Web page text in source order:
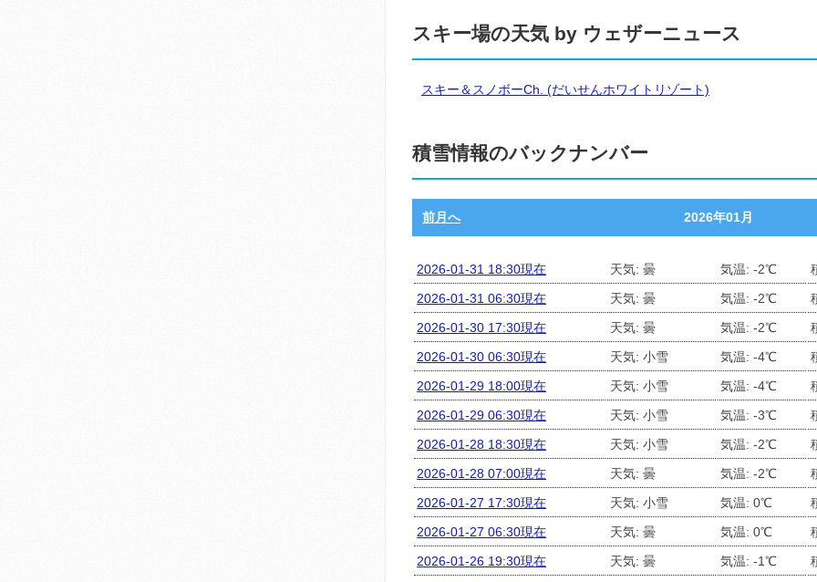
スキー場の天気 by ウェザーニュース
スキー＆スノボーCh. (だいせんホワイトリゾート)
積雪情報のバックナンバー
前月へ 2026年01月
2026-01-31 18:30現在 天気: 曇 気温: -2℃
2026-01-31 06:30現在
天気: 曇 気温: -2℃
2026-01-30 17:30現在
天気: 曇 気温: -2℃
2026-01-30 06:30現在
天気: 小雪 気温: -4℃
2026-01-29 18:00現在
天気: 小雪 気温: -4℃
2026-01-29 06:30現在
天気: 小雪 気温: -3℃
2026-01-28 18:30現在
天気: 小雪 気温: -2℃
2026-01-28 07:00現在
天気: 曇 気温: -2℃
2026-01-27 17:30現在
天気: 小雪 気温: 0℃
2026-01-27 06:30現在
天気: 曇 気温: 0℃
2026-01-26 19:30現在
天気: 曇 気温: -1℃